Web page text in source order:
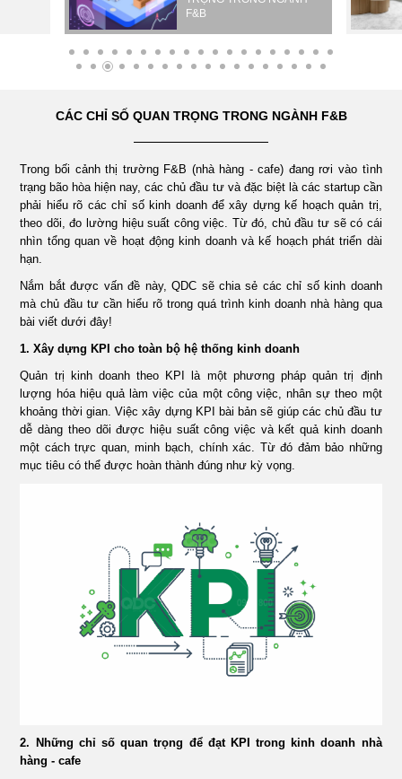
NHÀ
HÀNG
DỰ
ÁN
DỰ
ÁN
SHOWROOM
TIN
TỨC
LIÊN
F&B
CÁC CHỈ SỐ QUAN TRỌNG TRONG NGÀNH F&B
Trong bối cảnh thị trường F&B (nhà hàng - cafe) đang rơi vào tình
trạng bão hòa hiện nay, các chủ đầu tư và đặc biệt là các startup cần
phải hiểu rõ các chỉ số kinh doanh để xây dựng kế hoạch quản trị,
theo dõi, đo lường hiệu suất công việc. Từ đó, chủ đầu tư sẽ có cái
nhìn tổng quan về hoạt động kinh doanh và kế hoạch phát triển dài
hạn.
Nắm bắt được vấn đề này, QDC sẽ chia sẻ các chỉ số kinh doanh
mà chủ đầu tư cần hiểu rõ trong quá trình kinh doanh nhà hàng qua
bài viết dưới đây!
1. Xây dựng KPI cho toàn bộ hệ thống kinh doanh
Quản trị kinh doanh theo KPI là một phương pháp quản trị định
lượng hóa hiệu quả làm việc của một công việc, nhân sự theo một
khoảng thời gian. Việc xây dựng KPI bài bản sẽ giúp các chủ đầu tư
dễ dàng theo dõi được hiệu suất công việc và kết quả kinh doanh
một cách trực quan, minh bạch, chính xác. Từ đó đảm bảo những
mục tiêu có thể được hoàn thành đúng như kỳ vọng.
2. Những chỉ số quan trọng để đạt KPI trong kinh doanh nhà
hàng - cafe